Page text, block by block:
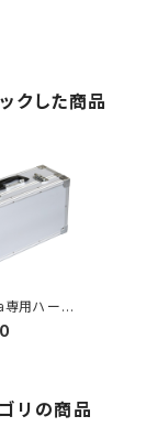
クした商品
用ハード
リの商品